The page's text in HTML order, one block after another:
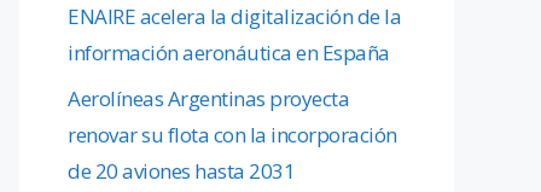
ENAIRE acelera la digitalización de la
información aeronáutica en España
Aerolíneas Argentinas proyecta
renovar su flota con la incorporación
de 20 aviones hasta 2031